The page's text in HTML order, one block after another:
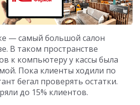
— самый большой салон
В таком пространстве
к компьютеру у кассы была
Пока клиенты ходили по
бегал проверять остатки.
до 15% клиентов.